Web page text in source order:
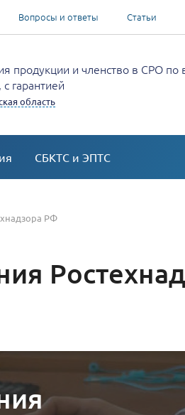
Вопросы и ответы Статьи
продукции и членство в СРО по
гарантией
область
СБКТС и ЭПТС
РФ